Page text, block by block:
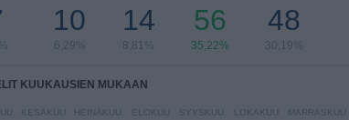
10
6,29%
14
8,81%
56
35,22%
48
30,19%
KUUKAUSIEN MUKAAN
KESÄKUU HEINÄKUU ELOKUU SYYSKUU LOKAKUU MARRASKUU